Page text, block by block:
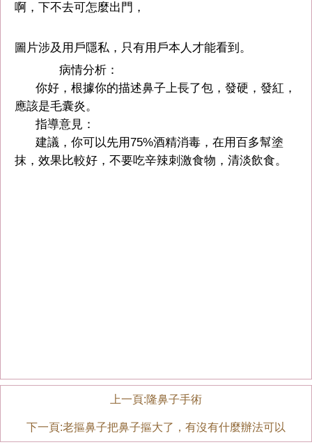
啊，下不去可怎麼出門，
圖片涉及用戶隱私，只有用戶本人才能看到。
病情分析：
你好，根據你的描述鼻子上長了包，發硬，發紅，
應該是毛囊炎。
指導意見：
建議，你可以先用75%酒精消毒，在用百多幫塗
抹，效果比較好，不要吃辛辣刺激食物，清淡飲食。
上一頁:隆鼻子手術
下一頁:老摳鼻子把鼻子摳大了，有沒有什麼辦法可以